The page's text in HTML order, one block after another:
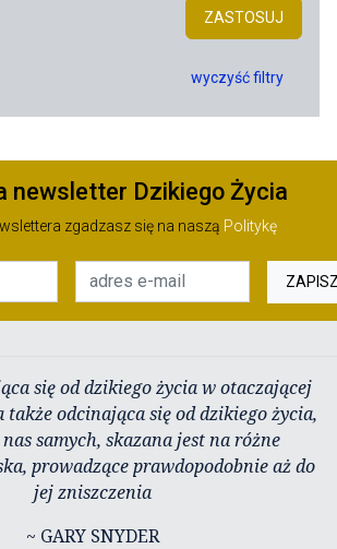
ZASTOSUJ
wyczyść filtry
newsletter Dzikiego Życia
zgadzasz się na naszą Politykę
się od dzikiego życia w otaczającej
także odcinająca się od dzikiego życia,
samych, skazana jest na różne
prowadzące prawdopodobnie aż do
jej zniszczenia
~ GARY SNYDER